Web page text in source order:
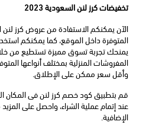
تخفيضات كرز لنن السعودية 2023
وأقل سعر ممكن على الإطلاق.
الإضافية.